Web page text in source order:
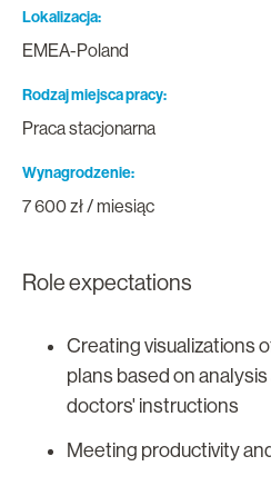
Lokalizacja
EMEA-Poland
Rodzaj miejsca pracy
Praca stacjonarna
Wynagrodzenie
7 600 zł / miesiąc
Role expectations
Creating visualizations
plans based on
doctors' instructions
Meeting productivity